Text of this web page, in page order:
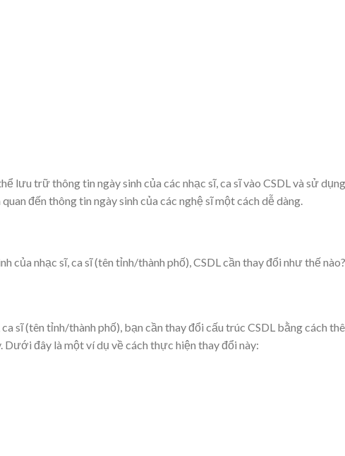
lưu trữ thông tin ngày sinh của các nhạc sĩ, ca sĩ vào CSDL và sử
đến thông tin ngày sinh của các nghệ sĩ một cách dễ dàng.
của nhạc sĩ, ca sĩ (tên tỉnh/thành phố), CSDL cần thay đổi như thế nào?
sĩ (tên tỉnh/thành phố), bạn cần thay đổi cấu trúc CSDL bằng cách
đây là một ví dụ về cách thực hiện thay đổi này: